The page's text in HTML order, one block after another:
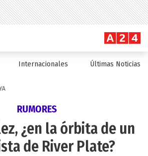
Internacionales Últimas Noticias
RUMORES
¿en la órbita de un
de River Plate?